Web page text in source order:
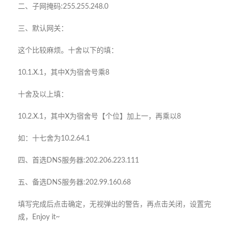
二、子网掩码:255.255.248.0
三、默认网关：
这个比较麻烦。十舍以下的填：
10.1.X.1，其中X为宿舍号乘8
十舍及以上填：
10.2.X.1，其中X为宿舍号【个位】加上一，再乘以8
如：十七舍为10.2.64.1
四、首选DNS服务器:202.206.223.111
五、备选DNS服务器:202.99.160.68
填写完成后点击确定，无视弹出的警告，再点击关闭，设置完
成，Enjoy it~